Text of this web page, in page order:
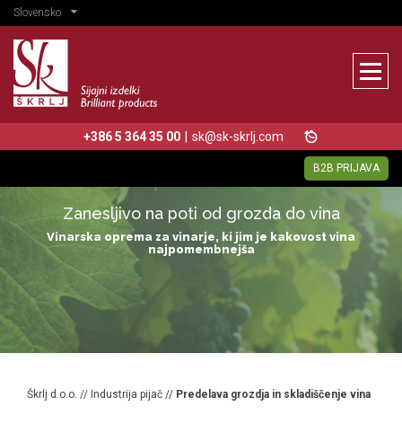
Slovensko
+386 5 364 35 00 | sk@sk-skrlj.com
B2B PRIJAVA
Zanesljivo na poti od grozda do vina
Vinarska oprema za vinarje, ki jim je kakovost vina
najpomembnejša
Škrlj d.o.o. // Industrija pijač // Predelava grozdja in skladiščenje vina